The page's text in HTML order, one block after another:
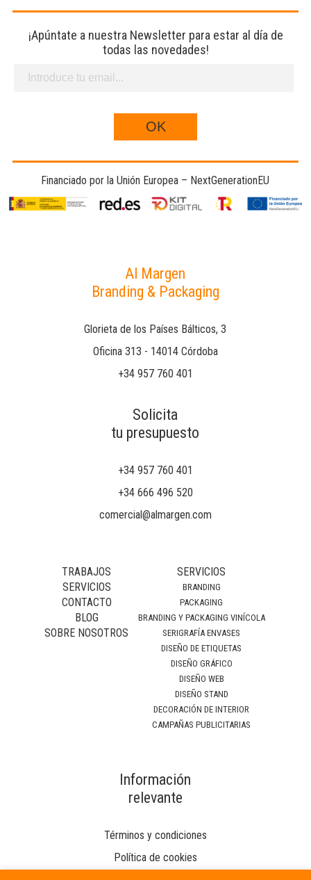
¡Apúntate a nuestra Newsletter para estar al día de
todas las novedades!
Financiado por la Unión Europea – NextGenerationEU
Al Margen
Branding & Packaging
Glorieta de los Países Bálticos, 3
Oficina 313 - 14014 Córdoba
+34 957 760 401
Solicita
tu presupuesto
+34 957 760 401
+34 666 496 520
comercial@almargen.com
TRABAJOS
SERVICIOS
CONTACTO
BLOG
SOBRE NOSOTROS
SERVICIOS
BRANDING
PACKAGING
BRANDING Y PACKAGING VINÍCOLA
SERIGRAFÍA ENVASES
DISEÑO DE ETIQUETAS
DISEÑO GRÁFICO
DISEÑO WEB
DISEÑO STAND
DECORACIÓN DE INTERIOR
CAMPAÑAS PUBLICITARIAS
Información
relevante
Términos y condiciones
Política de cookies